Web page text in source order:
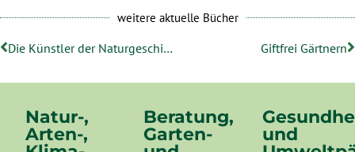
weitere aktuelle Bücher
Die Künstler der Naturgeschichte Giftfrei Gärtnern
Natur-,
Arten-,
Beratung,
Garten- und